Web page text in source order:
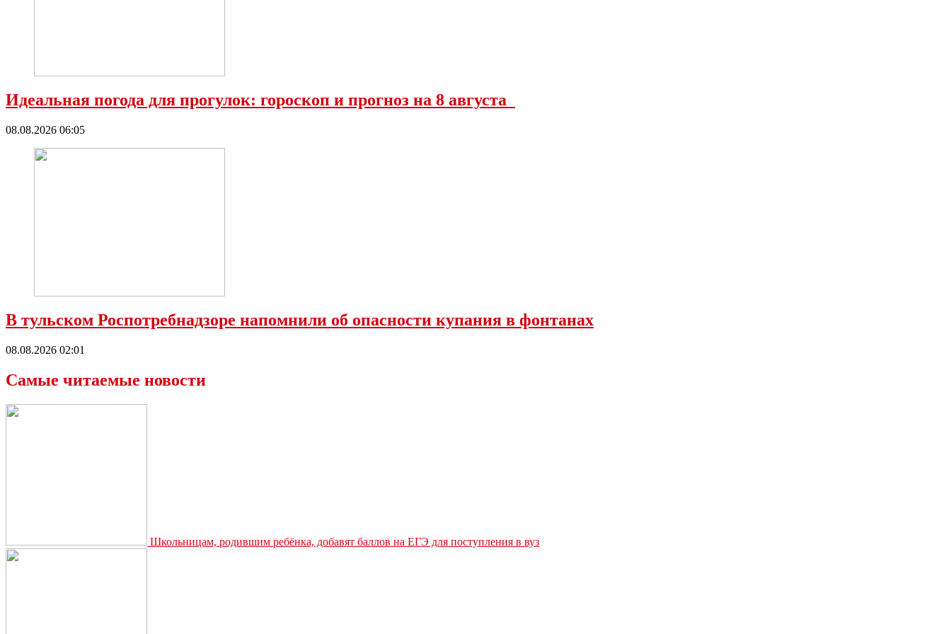
Идеальная погода для прогулок: гороскоп и прогноз на 8 августа
08.08.2026 06:05
В тульском Роспотребнадзоре напомнили об опасности купания в фонтанах
08.08.2026 02:01
Самые читаемые новости
Школьницам, родившим ребёнка, добавят баллов на ЕГЭ для поступления в вуз